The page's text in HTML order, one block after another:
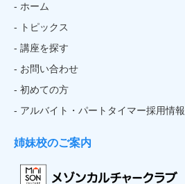
- ホーム
- トピックス
- 講座を探す
- お問い合わせ
- 初めての方
- アルバイト・パートタイマー採用情報
姉妹校のご案内